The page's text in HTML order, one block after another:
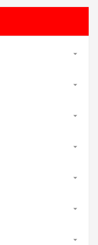






